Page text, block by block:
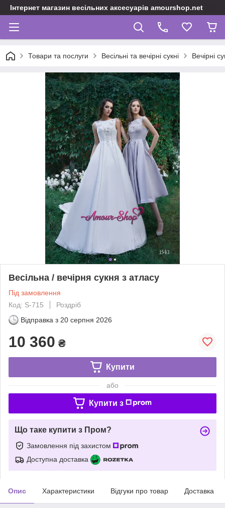
Інтернет магазин весільних аксесуарів amourshop.net
Товари та послуги Весільні та вечірні сукні Вечірні
Весільна / вечірня сукня з атласу
Під замовлення
Код: S-715
Роздріб
Відправка з 20 серпня 2026
10 360 ₴
Купити
або
Купити з
Що таке купити з Пром?
Замовлення під захистом
Доступна доставка
Опис Характеристики Відгуки про товар Доставка